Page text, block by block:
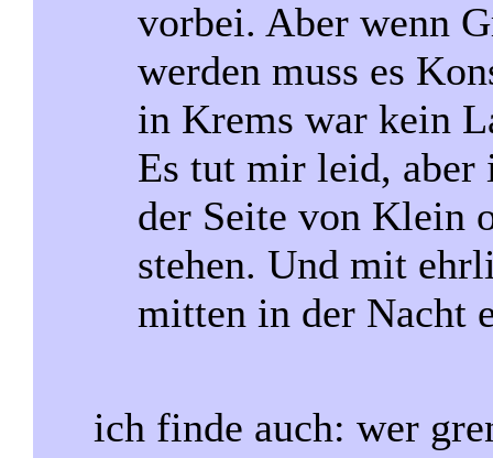
vorbei. Aber wenn
werden muss es
in Krems war kein
Es tut mir leid, aber
der Seite von Klein
stehen. Und mit
mitten in der Nacht
ich finde auch: wer